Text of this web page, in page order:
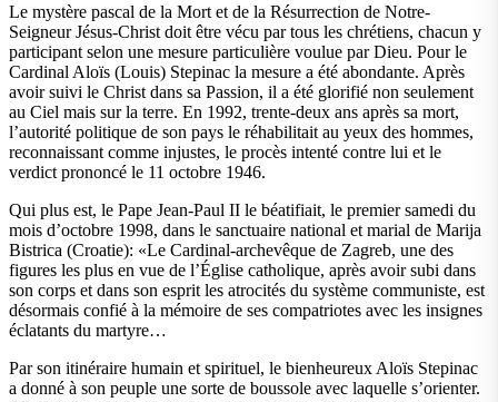
Le mystère pascal de la Mort et de la Résurrection de Notre-
Seigneur Jésus-Christ doit être vécu par tous les chrétiens, chacun y
participant selon une mesure particulière voulue par Dieu. Pour le
Cardinal Aloïs (Louis) Stepinac la mesure a été abondante. Après
avoir suivi le Christ dans sa Passion, il a été glorifié non seulement
au Ciel mais sur la terre. En 1992, trente-deux ans après sa mort,
l’autorité politique de son pays le réhabilitait au yeux des hommes,
reconnaissant comme injustes, le procès intenté contre lui et le
verdict prononcé le 11 octobre 1946.
Qui plus est, le Pape Jean-Paul II le béatifiait, le premier samedi du
mois d’octobre 1998, dans le sanctuaire national et marial de Marija
Bistrica (Croatie): «Le Cardinal-archevêque de Zagreb, une des
figures les plus en vue de l’Église catholique, après avoir subi dans
son corps et dans son esprit les atrocités du système communiste, est
désormais confié à la mémoire de ses compatriotes avec les insignes
éclatants du martyre…
Par son itinéraire humain et spirituel, le bienheureux Aloïs Stepinac
a donné à son peuple une sorte de boussole avec laquelle s’orienter.